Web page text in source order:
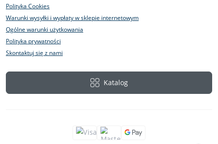
Polityka Cookies
Warunki wysyłki i wypłaty w sklepie internetowym
Ogólne warunki użytkowania
Polityka prywatności
Skontaktuj się z nami
Katalog